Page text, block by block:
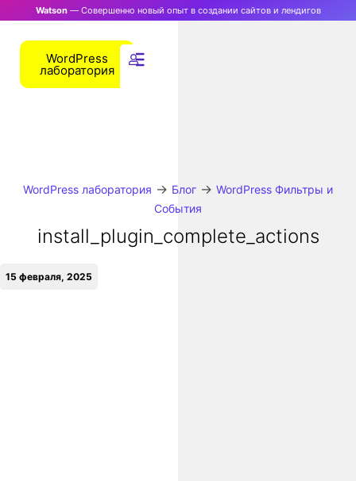
Watson— Совершенно новый опыт в создании сайтов и лендигов
WordPress
лаборатория
WordPress лаборатория → Блог → WordPress Фильтры и
События
install_plugin_complete_actions
15 февраля, 2025